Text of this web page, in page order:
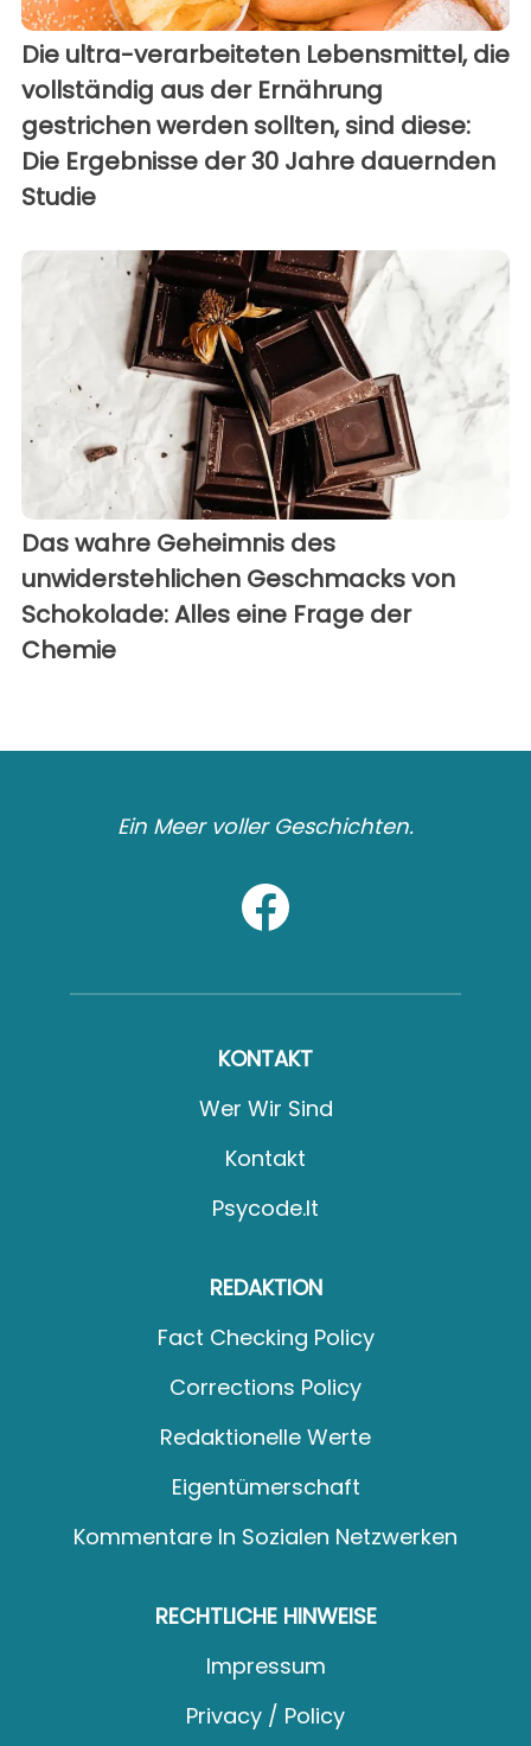
Die ultra-verarbeiteten Lebensmittel, die
vollständig aus der Ernährung
gestrichen werden sollten, sind diese:
Die Ergebnisse der 30 Jahre dauernden
Studie
Das wahre Geheimnis des
unwiderstehlichen Geschmacks von
Schokolade: Alles eine Frage der
Chemie
Ein Meer voller Geschichten.
KONTAKT
Wer Wir Sind
Kontakt
Psycode.it
REDAKTION
Fact Checking Policy
Corrections Policy
Redaktionelle Werte
Eigentümerschaft
Kommentare In Sozialen Netzwerken
RECHTLICHE HINWEISE
Impressum
Privacy / Policy